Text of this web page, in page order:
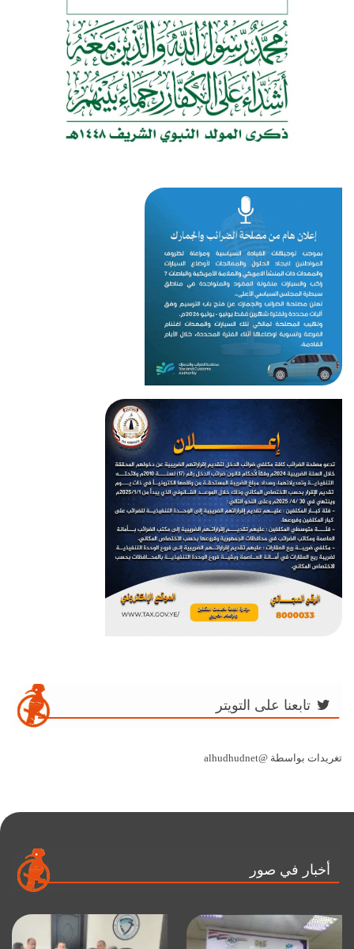
تابعنا على التويتر
تغريدات بواسطة @alhudhudnet
أخبار في صور